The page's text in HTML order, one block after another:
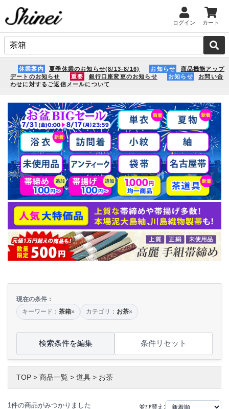
ログイン カート
休業案内 夏季休業のお知らせ(8/13-8/16) お知らせ
商品機能アップ
デートのお知らせ
重要 銀行口座変更のお知らせ お知らせ
お問い合
わせに対するご返信メールについて
現在の条件：
キーワード： 茶箱× カテゴリ： お茶×
検索条件を編集 条件リセット
TOP > 商品一覧 > 道具 > お茶
1件の商品がみつかりました 並び替え: